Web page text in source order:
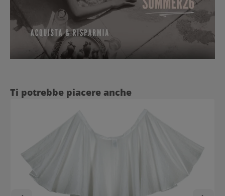
Salta la galleria dei prodotti
Ti potrebbe piacere anche